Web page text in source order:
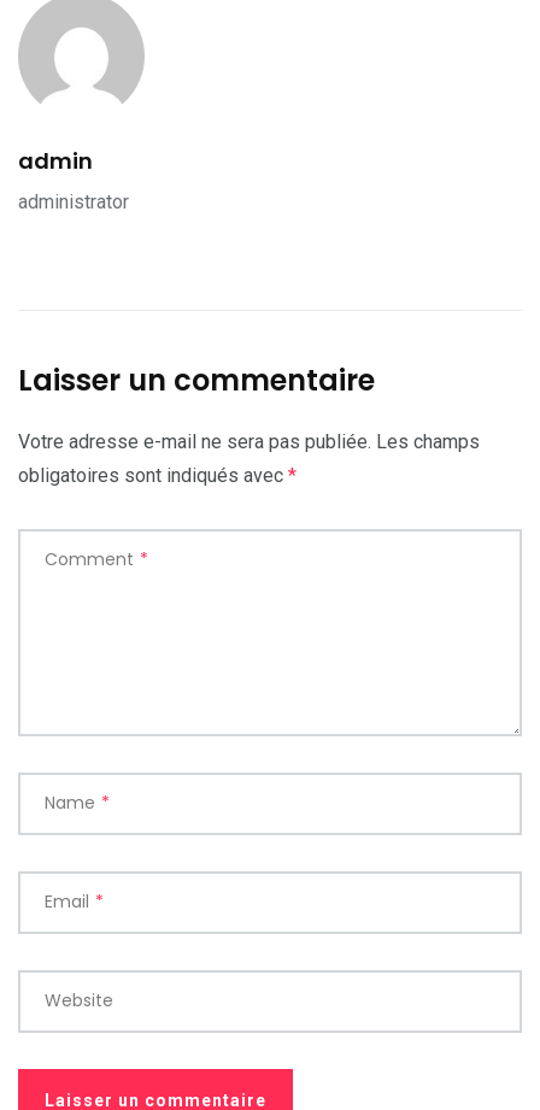
admin
administrator
Laisser un commentaire
Votre adresse e-mail ne sera pas publiée. Les champs
obligatoires sont indiqués avec *
Comment *
Name *
Email *
Website